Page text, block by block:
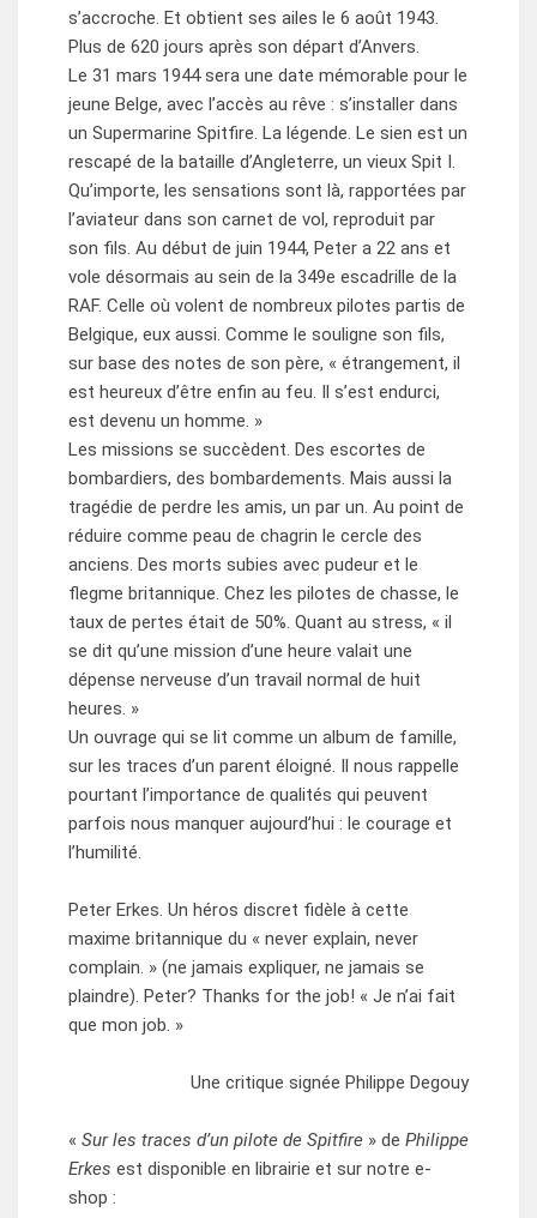
s’accroche. Et obtient ses ailes le 6 août 1943.
Plus de 620 jours après son départ d’Anvers.
Le 31 mars 1944 sera une date mémorable pour le
jeune Belge, avec l’accès au rêve : s’installer dans
un Supermarine Spitfire. La légende. Le sien est un
rescapé de la bataille d’Angleterre, un vieux Spit I.
Qu’importe, les sensations sont là, rapportées par
l’aviateur dans son carnet de vol, reproduit par
son fils. Au début de juin 1944, Peter a 22 ans et
vole désormais au sein de la 349e escadrille de la
RAF. Celle où volent de nombreux pilotes partis de
Belgique, eux aussi. Comme le souligne son fils,
sur base des notes de son père, « étrangement, il
est heureux d’être enfin au feu. Il s’est endurci,
est devenu un homme. »
Les missions se succèdent. Des escortes de
bombardiers, des bombardements. Mais aussi la
tragédie de perdre les amis, un par un. Au point de
réduire comme peau de chagrin le cercle des
anciens. Des morts subies avec pudeur et le
flegme britannique. Chez les pilotes de chasse, le
taux de pertes était de 50%. Quant au stress, « il
se dit qu’une mission d’une heure valait une
dépense nerveuse d’un travail normal de huit
heures. »
Un ouvrage qui se lit comme un album de famille,
sur les traces d’un parent éloigné. Il nous rappelle
pourtant l’importance de qualités qui peuvent
parfois nous manquer aujourd’hui : le courage et
l’humilité.
Peter Erkes. Un héros discret fidèle à cette
maxime britannique du « never explain, never
complain. » (ne jamais expliquer, ne jamais se
plaindre). Peter? Thanks for the job! « Je n’ai fait
que mon job. »
Une critique signée Philippe Degouy
« Sur les traces d’un pilote de Spitfire» de Philippe
Erkes est disponible en librairie et sur notre e-
shop :